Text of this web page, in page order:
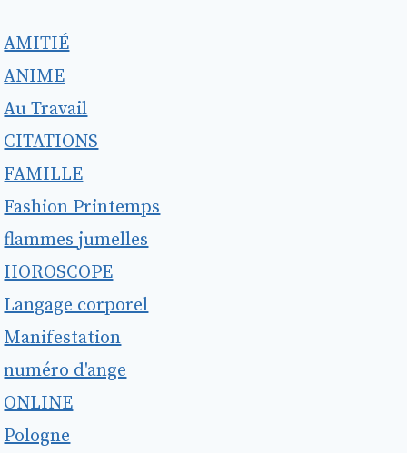
AMITIÉ
ANIME
Au Travail
CITATIONS
FAMILLE
Fashion Printemps
flammes jumelles
HOROSCOPE
Langage corporel
Manifestation
numéro d'ange
ONLINE
Pologne